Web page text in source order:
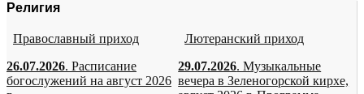
Религия
Православный приход
26.07.2026. Расписание
богослужений на август 2026
Лютеранский приход
29.07.2026. Музыкальные
вечера в Зеленогорской кирхе,